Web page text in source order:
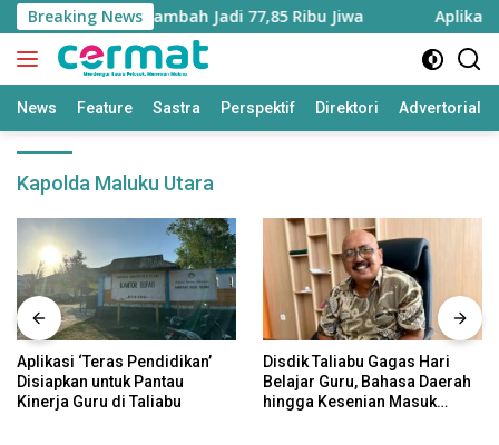
Langsung
ke
konten
Breaking News
Utara Bertambah Jadi 77,85 Ribu Jiwa Aplikasi
News Feature Sastra Perspektif Direktori Advertorial
Kapolda Maluku Utara
Aplikasi ‘Teras Pendidikan’
Disiapkan untuk Pantau
Kinerja Guru di Taliabu
Disdik Taliabu Gagas Hari
Belajar Guru, Bahasa Daerah
hingga Kesenian Masuk